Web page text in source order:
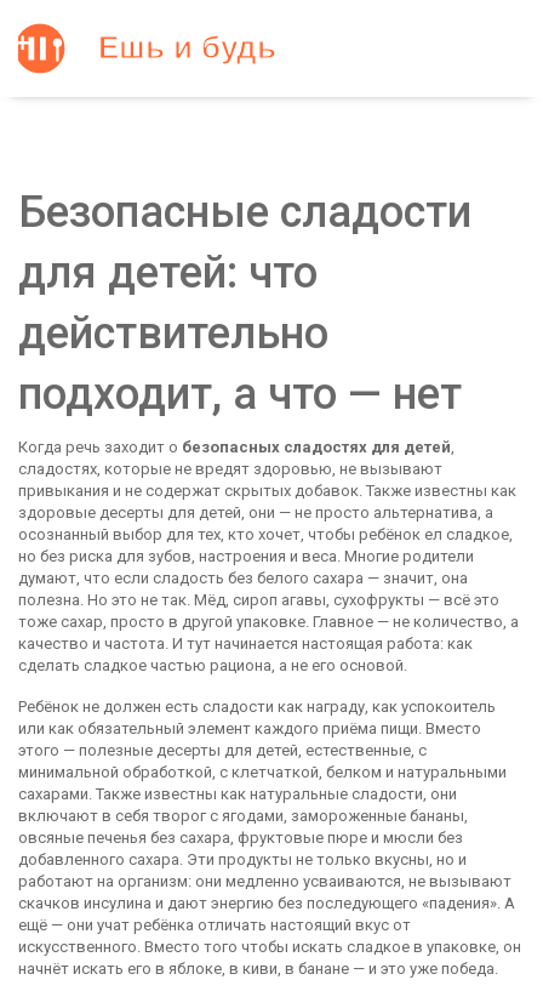
Безопасные сладости
для детей: что
действительно
подходит, а что — нет
Когда речь заходит о безопасных сладостях для детей,
сладостях, которые не вредят здоровью, не вызывают
привыкания и не содержат скрытых добавок. Также известны как
здоровые десерты для детей, они — не просто альтернатива, а
осознанный выбор для тех, кто хочет, чтобы ребёнок ел сладкое,
но без риска для зубов, настроения и веса. Многие родители
думают, что если сладость без белого сахара — значит, она
полезна. Но это не так. Мёд, сироп агавы, сухофрукты — всё это
тоже сахар, просто в другой упаковке. Главное — не количество, а
качество и частота. И тут начинается настоящая работа: как
сделать сладкое частью рациона, а не его основой.
Ребёнок не должен есть сладости как награду, как успокоитель
или как обязательный элемент каждого приёма пищи. Вместо
этого — полезные десерты для детей, естественные, с
минимальной обработкой, с клетчаткой, белком и натуральными
сахарами. Также известны как натуральные сладости, они
включают в себя творог с ягодами, замороженные бананы,
овсяные печенья без сахара, фруктовые пюре и мюсли без
добавленного сахара. Эти продукты не только вкусны, но и
работают на организм: они медленно усваиваются, не вызывают
скачков инсулина и дают энергию без последующего «падения». А
ещё — они учат ребёнка отличать настоящий вкус от
искусственного. Вместо того чтобы искать сладкое в упаковке, он
начнёт искать его в яблоке, в киви, в банане — и это уже победа.